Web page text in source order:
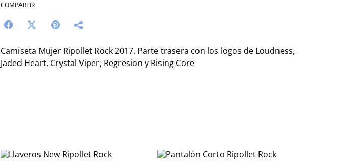
COMPARTIR
Camiseta Mujer Ripollet Rock 2017. Parte trasera con los logos de Loudness,
Jaded Heart, Crystal Viper, Regresion y Rising Core